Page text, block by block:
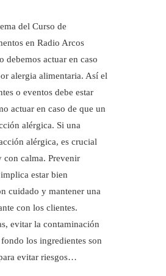
del Curso de
en Radio Arcos
debemos actuar en caso
alergia alimentaria. Así el
o eventos debe estar
actuar en caso de que un
alérgica. Si una
alérgica, es crucial
con calma. Prevenir
estar bien
cuidado y mantener una
con los clientes.
evitar la contaminación
los ingredientes son
evitar riesgos…